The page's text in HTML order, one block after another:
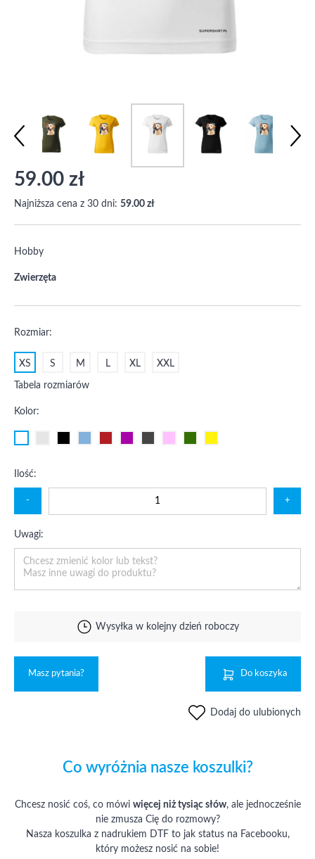
59.00 zł
Najniższa cena z 30 dni: 59.00 zł
Hobby
Zwierzęta
Rozmiar:
XS S M L XL XXL
Tabela rozmiarów
Kolor:
Ilość:
- +
Uwagi:
Wysyłka w kolejny dzień roboczy
Masz pytania? Do koszyka
Dodaj do ulubionych
Co wyróżnia nasze koszulki?
Chcesz nosić coś, co mówi więcej niż tysiąc słów, ale jednocześnie
nie zmusza Cię do rozmowy?
Nasza koszulka z nadrukiem DTF to jak status na Facebooku,
który możesz nosić na sobie!